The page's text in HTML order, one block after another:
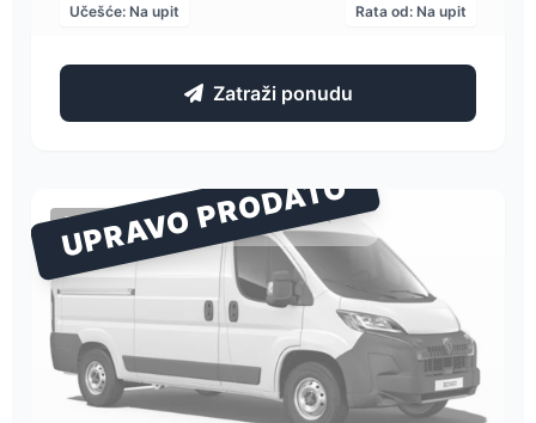
Učešće: Na upit
Rata od: Na upit
Zatraži ponudu
UPRAVO PRODATO
TERETNO VOZILO